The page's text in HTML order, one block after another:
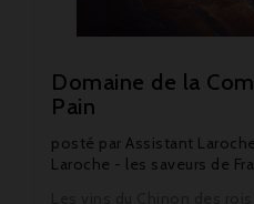
Domaine de la
Pain
posté par Assistant
Laroche - les saveurs de